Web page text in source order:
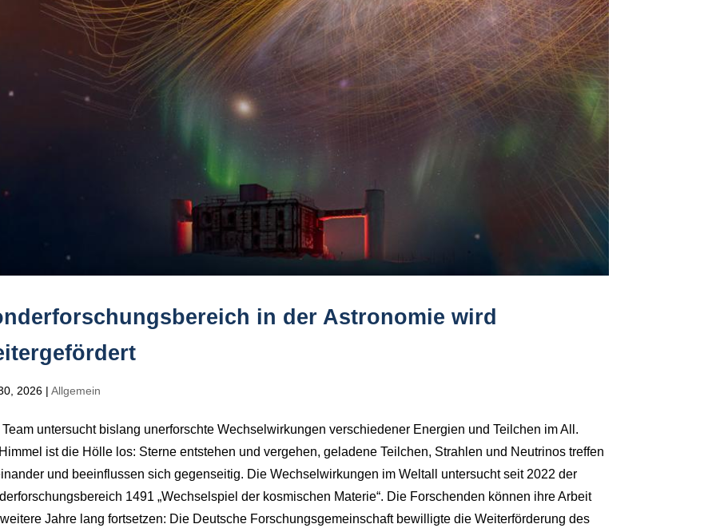
in der Astronomie wird
2026| Allgemein
untersucht bislang unerforschte Wechselwirkungen verschiedener Energien und Teilchen im All.
ist die Hölle los: Sterne entstehen und vergehen, geladene Teilchen, Strahlen und Neutrinos treffen
und beeinflussen sich gegenseitig. Die Wechselwirkungen im Weltall untersucht seit 2022 der
1491 „Wechselspiel der kosmischen Materie“. Die Forschenden können ihre Arbeit
Jahre lang fortsetzen: Die Deutsche Forschungsgemeinschaft bewilligte die Weiterförderung des